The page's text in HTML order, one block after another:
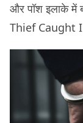
और पॉश इलाके में
Thief Caught